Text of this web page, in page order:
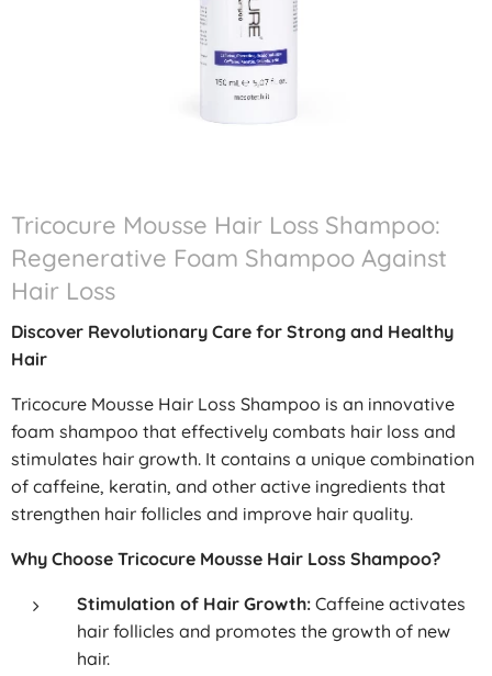
Tricocure Mousse Hair Loss Shampoo:
Regenerative Foam Shampoo Against
Hair Loss
Discover Revolutionary Care for Strong and Healthy
Hair
Tricocure Mousse Hair Loss Shampoo is an innovative
foam shampoo that effectively combats hair loss and
stimulates hair growth. It contains a unique combination
of caffeine, keratin, and other active ingredients that
strengthen hair follicles and improve hair quality.
Why Choose Tricocure Mousse Hair Loss Shampoo?
Stimulation of Hair Growth: Caffeine activates
hair follicles and promotes the growth of new
hair.